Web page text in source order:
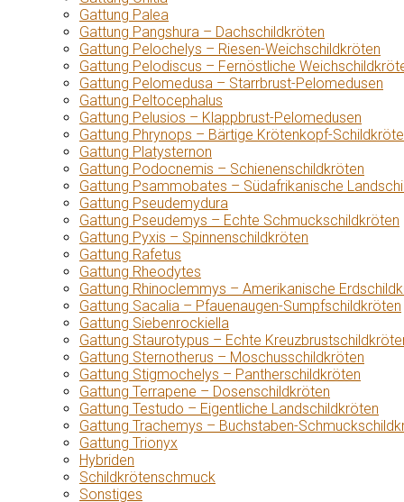
Gattung Palea
Gattung Pangshura – Dachschildkröten
Gattung Pelochelys – Riesen-Weichschildkröten
Gattung Pelodiscus – Fernöstliche
Gattung Pelomedusa – Starrbrust-Pelomedusen
Gattung Peltocephalus
Gattung Pelusios – Klappbrust-Pelomedusen
Gattung Phrynops – Bärtige Krötenkopf-
Gattung Platysternon
Gattung Podocnemis – Schienenschildkröten
Gattung Psammobates – Südafrikanische
Gattung Pseudemydura
Gattung Pseudemys – Echte Schmuckschildkröten
Gattung Pyxis – Spinnenschildkröten
Gattung Rafetus
Gattung Rheodytes
Gattung Rhinoclemmys – Amerikanische
Gattung Sacalia – Pfauenaugen-Sumpfschildkröten
Gattung Siebenrockiella
Gattung Staurotypus – Echte
Gattung Sternotherus – Moschusschildkröten
Gattung Stigmochelys – Pantherschildkröten
Gattung Terrapene – Dosenschildkröten
Gattung Testudo – Eigentliche Landschildkröten
Gattung Trachemys – Buchstaben-
Gattung Trionyx
Hybriden
Schildkrötenschmuck
Sonstiges